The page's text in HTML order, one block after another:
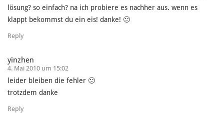
lösung? so einfach? na ich probiere es nachher aus. wenn es
klappt bekommst du ein eis! danke! 🙂
Reply
yinzhen
4. Mai 2010 um 15:02
leider bleiben die fehler 🙁
trotzdem danke
Reply